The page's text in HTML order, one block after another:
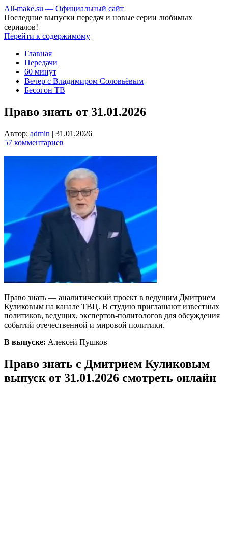
All-make.su — Официальный сайт
Последние выпуски передач и новые серии любимых
сериалов!
Перейти к содержимому
Главная
Передачи
60 минут
Вечер с Владимиром Соловьёвым
Бесогон ТВ
Право знать от 31.01.2026
Автор: admin | 31.01.2026
57 комментариев
Право знать — аналитический проект в ведущим Дмитрием
Куликовым на канале ТВЦ. В студию приглашают известных
политиков, ведущих, экспертов-политологов для обсуждения
событий отечественной и мировой политики.
В выпуске: Алексей Пушков
Право знать с Дмитрием Куликовым
выпуск от 31.01.2026 смотреть онлайн